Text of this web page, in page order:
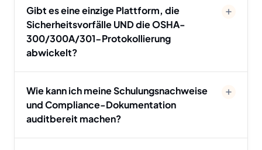
Gibt es eine einzige Plattform, die
Sicherheitsvorfälle UND die OSHA-
300/300A/301-Protokollierung
abwickelt?
Wie kann ich meine Schulungsnachweise
und Compliance-Dokumentation
auditbereit machen?